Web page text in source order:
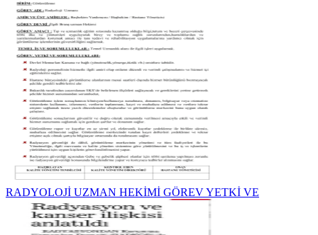
RADYOLOJİ UZMAN HEKİMİ GÖREV YETKİ VE